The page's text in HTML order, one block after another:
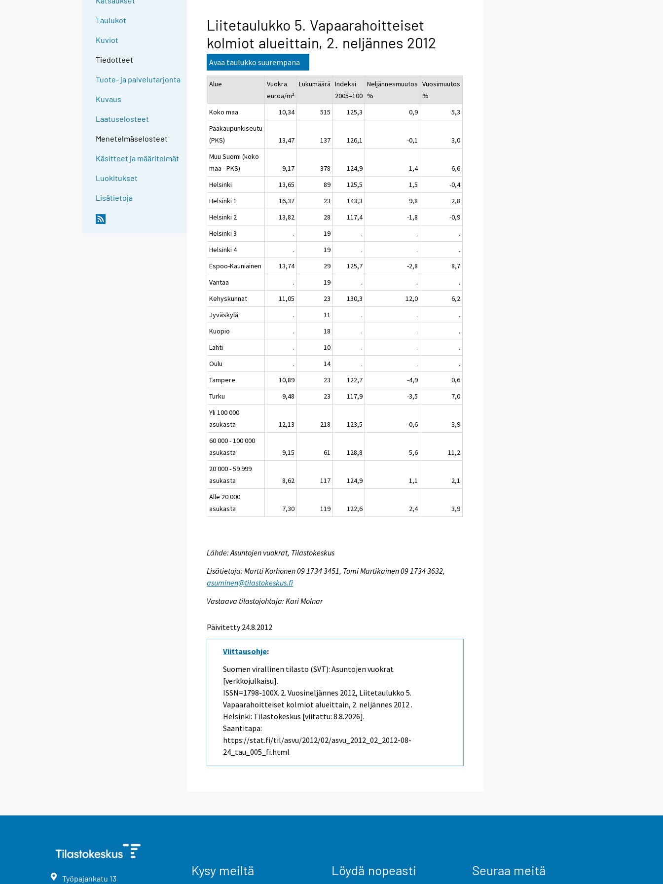
Taulukot
Kuviot
Tiedotteet
Tuote- ja palvelutarjonta
Kuvaus
Laatuselosteet
Menetelmäselosteet
Käsitteet ja määritelmät
Luokitukset
Lisätietoja
Liitetaulukko 5. Vapaarahoitteiset
kolmiot alueittain, 2. neljännes 2012
Avaa taulukko suurempana
Alue
Vuokra
euroa/m²
Lukumäärä Indeksi
2005=100
Neljännesmuutos
%
Vuosimuutos
%
Koko maa
10,34 515 125,3 0,9
5,3
Pääkaupunkiseutu
(PKS)
13,47 137 126,1 -0,1
3,0
Muu Suomi (koko
maa - PKS)
9,17 378 124,9 1,4
6,6
Helsinki
13,65 89 125,5 1,5
-0,4
Helsinki 1
16,37 23 143,3 9,8
2,8
Helsinki 2
13,82 28 117,4 -1,8
-0,9
Helsinki 3
. 19 . .
.
Helsinki 4
. 19 . .
.
Espoo-Kauniainen
13,74 29 125,7 -2,8
8,7
Vantaa
. 19 . .
.
Kehyskunnat
11,05 23 130,3 12,0
6,2
Jyväskylä
. 11 . .
.
Kuopio
. 18 . .
.
Lahti
. 10 . .
.
Oulu
. 14 . .
.
Tampere
10,89 23 122,7 -4,9
0,6
Turku
9,48 23 117,9 -3,5
7,0
Yli 100 000
asukasta
12,13 218 123,5 -0,6
3,9
60 000 - 100 000
asukasta
9,15 61 128,8 5,6
11,2
20 000 - 59 999
asukasta
8,62 117 124,9 1,1
2,1
Alle 20 000
asukasta
7,30 119 122,6 2,4 3,9
Lähde: Asuntojen vuokrat, Tilastokeskus
Lisätietoja: Martti Korhonen 09 1734 3451, Tomi Martikainen 09 1734 3632,
asuminen@tilastokeskus.fi
Vastaava tilastojohtaja: Kari Molnar
Päivitetty 24.8.2012
Viittausohje:
Suomen virallinen tilasto (SVT): Asuntojen vuokrat
[verkkojulkaisu].
ISSN=1798-100X. 2. Vuosineljännes 2012, Liitetaulukko 5.
Vapaarahoitteiset kolmiot alueittain, 2. neljännes 2012 .
Helsinki: Tilastokeskus [viitattu: 8.8.2026].
Saantitapa:
https://stat.fi/til/asvu/2012/02/asvu_2012_02_2012-08-
24_tau_005_fi.html
Työpajankatu 13
Kysy meiltä Löydä nopeasti Seuraa meitä